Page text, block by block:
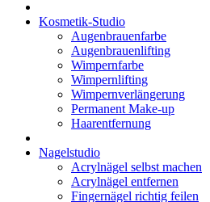
Kosmetik-Studio
Augenbrauenfarbe
Augenbrauenlifting
Wimpernfarbe
Wimpernlifting
Wimpernverlängerung
Permanent Make-up
Haarentfernung
Nagelstudio
Acrylnägel selbst machen
Acrylnägel entfernen
Fingernägel richtig feilen